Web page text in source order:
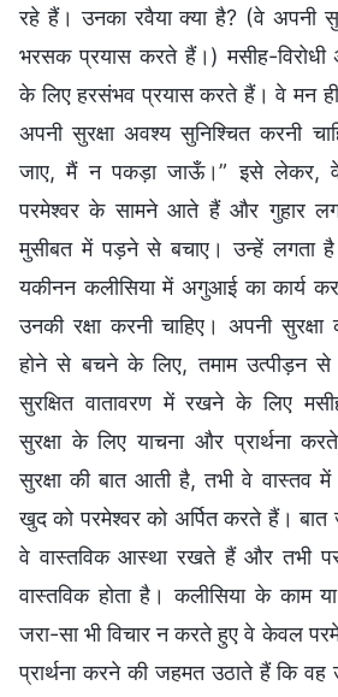
रहे हैं। उनका रवैया क्या है? (वे अपनी
भरसक प्रयास करते हैं।) मसीह-विरोधी
के लिए हरसंभव प्रयास करते हैं। वे मन
अपनी सुरक्षा अवश्य सुनिश्चित करनी
जाए, मैं न पकड़ा जाऊँ।” इसे लेकर, वे
परमेश्वर के सामने आते हैं और गुहार
मुसीबत में पड़ने से बचाए। उन्हें लगता
यकीनन कलीसिया में अगुआई का कार्य
उनकी रक्षा करनी चाहिए। अपनी
होने से बचने के लिए, तमाम
सुरक्षित वातावरण में रखने के लिए
सुरक्षा के लिए याचना और प्रार्थना
सुरक्षा की बात आती है, तभी वे वास्तव
खुद को परमेश्वर को अर्पित करते हैं।
वे वास्तविक आस्था रखते हैं और तभी
वास्तविक होता है। कलीसिया के काम
जरा-सा भी विचार न करते हुए वे केवल
प्रार्थना करने की जहमत उठाते हैं कि